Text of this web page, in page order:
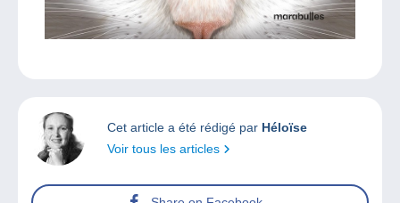
Cet article a été rédigé par Héloïse
Voir tous les articles